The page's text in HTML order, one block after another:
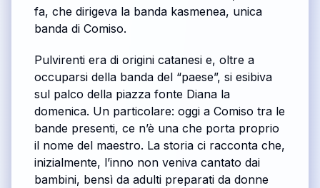
fa, che dirigeva la banda kasmenea, unica
banda di Comiso.
Pulvirenti era di origini catanesi e, oltre a
occuparsi della banda del “paese”, si esibiva
sul palco della piazza fonte Diana la
domenica. Un particolare: oggi a Comiso tra le
bande presenti, ce n’è una che porta proprio
il nome del maestro. La storia ci racconta che,
inizialmente, l’inno non veniva cantato dai
bambini, bensì da adulti preparati da donne